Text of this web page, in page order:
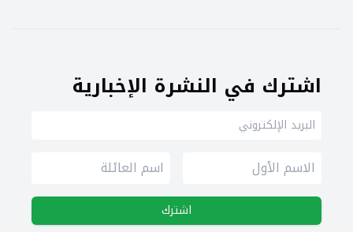
اشترك في النشرة الإخبارية
اشترك